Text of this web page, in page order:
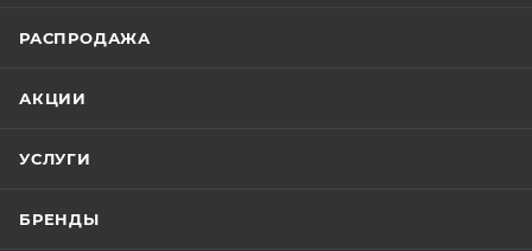
РАСПРОДАЖА
АКЦИИ
УСЛУГИ
БРЕНДЫ